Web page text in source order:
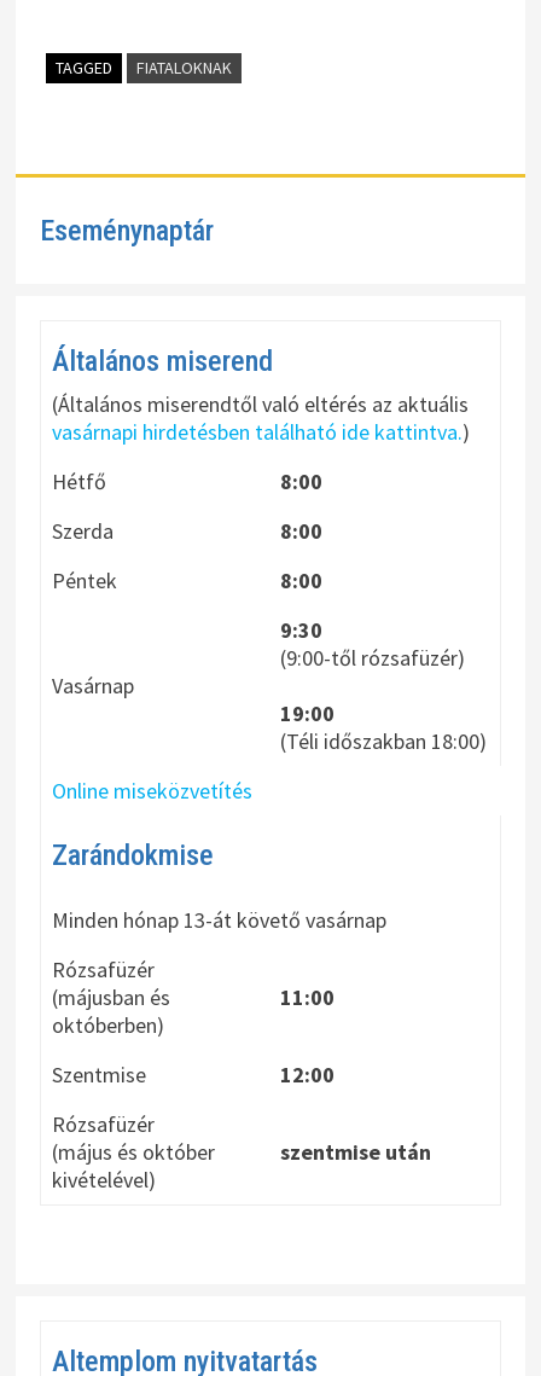
TAGGED FIATALOKNAK
Eseménynaptár
Általános miserend
(Általános miserendtől való eltérés az aktuális
vasárnapi hirdetésben található ide kattintva.)
Hétfő
8:00
Szerda
8:00
Péntek
8:00
Vasárnap
9:30
(9:00-től rózsafüzér)
19:00
(Téli időszakban 18:00)
Online miseközvetítés
Zarándokmise
Minden hónap 13-át követő vasárnap
Rózsafüzér
(májusban és
októberben)
11:00
Szentmise
12:00
Rózsafüzér
(május és október
kivételével)
szentmise után
Altemplom nyitvatartás